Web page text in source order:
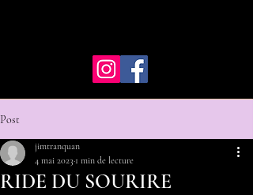
Post
RIDE DU SOURIRE
jimtranquan
4 mai 2023 1 min de lecture